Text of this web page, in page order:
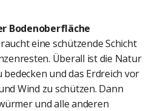
Bodenoberfläche
eine schützende Schicht
Überall ist die Natur
und das Erdreich vor
Wind zu schützen. Dann
und alle anderen